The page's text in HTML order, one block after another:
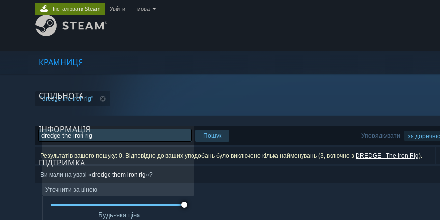
КРАМНИЦЯ
СПІЛЬНОТА
ІНФОРМАЦІЯ
ПІДТРИМКА
Інсталювати Steam Увійти мова
"dredge the iron rig"
Упорядкувати за
Пошук
Результатів вашого пошуку: 0. Відповідно до ваших уподобань було виключено кілька найменувань (3, включно з DREDGE - The Iron Rig).
Ви мали на увазі «dredge them iron rig»?
Уточнити за ціною
Будь-яка ціна